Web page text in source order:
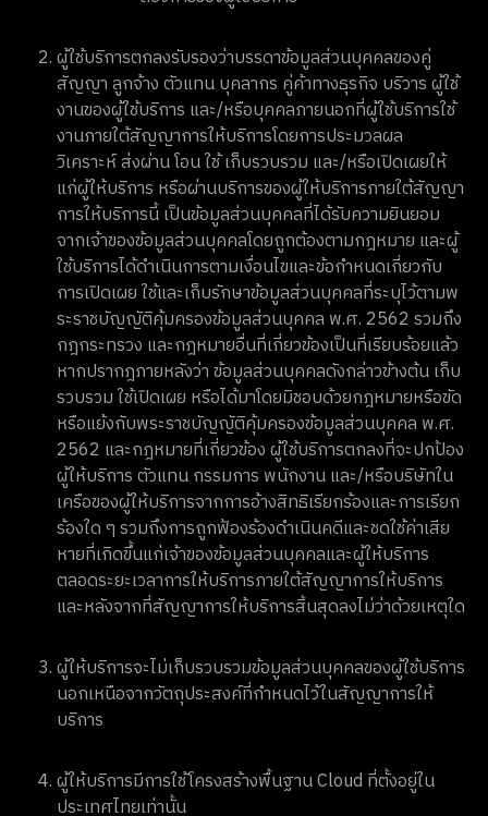
ผู้ใช้บริการตกลงรับรองว่าบรรดาข้อมูลส่วนบุคคลของคู่
สัญญา ลูกจ้าง ตัวแทน บุคลากร คู่ค้าทางธุรกิจ บริวาร ผู้ใช้
งานของผู้ใช้บริการ และ/หรือบุคคลภายนอกที่ผู้ใช้บริการใช้
งานภายใต้สัญญาการให้บริการโดยการประมวลผล
วิเคราะห์ ส่งผ่าน โอน ใช้ เก็บรวบรวม และ/หรือเปิดเผยให้
แก่ผู้ให้บริการ หรือผ่านบริการของผู้ให้บริการภายใต้สัญญา
การให้บริการนี้ เป็นข้อมูลส่วนบุคคลที่ได้รับความยินยอม
จากเจ้าของข้อมูลส่วนบุคคลโดยถูกต้องตามกฎหมาย และผู้
ใช้บริการได้ดำเนินการตามเงื่อนไขและข้อกำหนดเกี่ยวกับ
การเปิดเผย ใช้และเก็บรักษาข้อมูลส่วนบุคคลที่ระบุไว้ตามพ
ระราชบัญญัติคุ้มครองข้อมูลส่วนบุคคล พ.ศ. 2562 รวมถึง
กฎกระทรวง และกฎหมายอื่นที่เกี่ยวข้องเป็นที่เรียบร้อยแล้ว
หากปรากฎภายหลังว่า ข้อมูลส่วนบุคคลดังกล่าวข้างต้น เก็บ
รวบรวม ใช้เปิดเผย หรือได้มาโดยมิชอบด้วยกฎหมายหรือขัด
หรือแย้งกับพระราชบัญญัติคุ้มครองข้อมูลส่วนบุคคล พ.ศ.
2562 และกฎหมายที่เกี่ยวข้อง ผู้ใช้บริการตกลงที่จะปกป้อง
ผู้ให้บริการ ตัวแทน กรรมการ พนักงาน และ/หรือบริษัทใน
เครือของผู้ให้บริการจากการอ้างสิทธิเรียกร้องและการเรียก
ร้องใด ๆ รวมถึงการถูกฟ้องร้องดำเนินคดีและชดใช้ค่าเสีย
หายที่เกิดขึ้นแก่เจ้าของข้อมูลส่วนบุคคลและผู้ให้บริการ
ตลอดระยะเวลาการให้บริการภายใต้สัญญาการให้บริการ
และหลังจากที่สัญญาการให้บริการสิ้นสุดลงไม่ว่าด้วยเหตุใด
ผู้ให้บริการจะไม่เก็บรวบรวมข้อมูลส่วนบุคคลของผู้ใช้บริการ
นอกเหนือจากวัตถุประสงค์ที่กำหนดไว้ในสัญญาการให้
บริการ
ผู้ให้บริการมีการใช้โครงสร้างพื้นฐาน Cloud ที่ตั้งอยู่ใน
ประเทศไทยเท่านั้น